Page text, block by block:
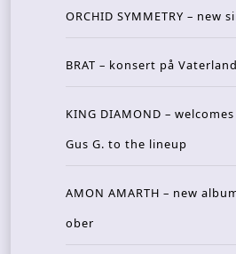
ORCHID SYMMETRY – new
BRAT – konsert på
KING DIAMOND –
Gus G. to the lineup
AMON AMARTH – new
ober